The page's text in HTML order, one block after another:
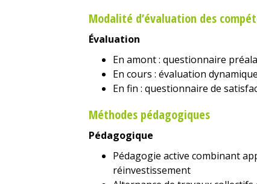
Modalité d’évaluation des
Évaluation
En amont : questionnaire
En cours : évaluation
En fin : questionnaire de
Méthodes pédagogiques
Pédagogique
Pédagogie active combinant
réinvestissement